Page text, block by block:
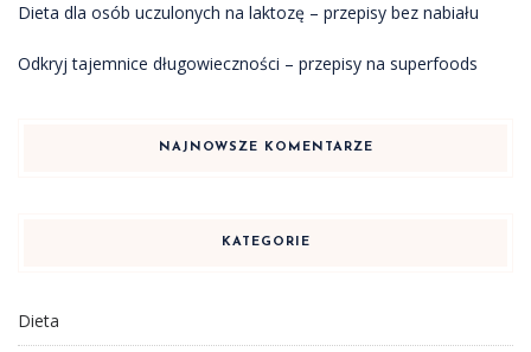
Dieta dla osób uczulonych na laktozę – przepisy bez nabiału
Odkryj tajemnice długowieczności – przepisy na superfoods
NAJNOWSZE KOMENTARZE
KATEGORIE
Dieta